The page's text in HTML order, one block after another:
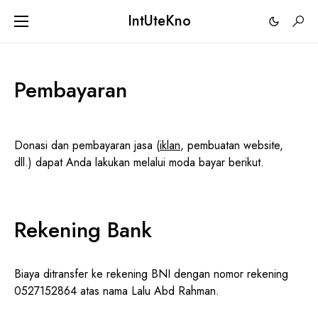
IntUteKno
Pembayaran
Donasi dan pembayaran jasa (iklan, pembuatan website,
dll.) dapat Anda lakukan melalui moda bayar berikut.
Rekening Bank
Biaya ditransfer ke rekening BNI dengan nomor rekening
0527152864 atas nama Lalu Abd Rahman.